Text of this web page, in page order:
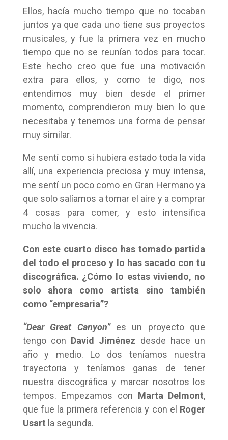
Ellos, hacía mucho tiempo que no tocaban
juntos ya que cada uno tiene sus proyectos
musicales, y fue la primera vez en mucho
tiempo que no se reunían todos para tocar.
Este hecho creo que fue una motivación
extra para ellos, y como te digo, nos
entendimos muy bien desde el primer
momento, comprendieron muy bien lo que
necesitaba y tenemos una forma de pensar
muy similar.
Me sentí como si hubiera estado toda la vida
allí, una experiencia preciosa y muy intensa,
me sentí un poco como en Gran Hermano ya
que solo salíamos a tomar el aire y a comprar
4 cosas para comer, y esto intensifica
mucho la vivencia.
Con este cuarto disco has tomado partida
del todo el proceso y lo has sacado con tu
discográfica. ¿Cómo lo estas viviendo, no
solo ahora como artista sino también
como “empresaria”?
“Dear Great Canyon”es un proyecto que
tengo con David Jiménez desde hace un
año y medio. Lo dos teníamos nuestra
trayectoria y teníamos ganas de tener
nuestra discográfica y marcar nosotros los
tempos. Empezamos con Marta Delmont,
que fue la primera referencia y con el Roger
Usart la segunda.